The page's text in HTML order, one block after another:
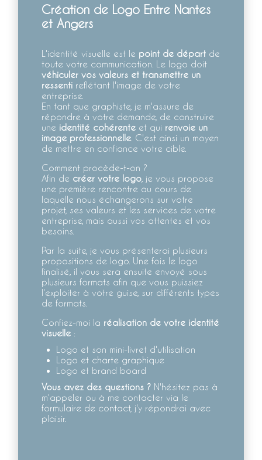
Création de Logo Entre Nantes
et Angers
L'identité visuelle est le point de départ de
toute votre communication. Le logo doit
véhiculer vos valeurs et transmettre un
ressenti reflétant l'image de votre
entreprise.
En tant que graphiste, je m'assure de
répondre à votre demande, de construire
une identité cohérente et qui renvoie un
image professionnelle . C'est ainsi un moyen
de mettre en confiance votre cible.
Comment procède-t-on ?
Afin de créer votre logo , je vous propose
une première rencontre au cours de
laquelle nous échangerons sur votre
projet, ses valeurs et les services de votre
entreprise, mais aussi vos attentes et vos
besoins.
Par la suite, je vous présenterai plusieurs
propositions de logo. Une fois le logo
finalisé, il vous sera ensuite envoyé sous
plusieurs formats afin que vous puissiez
l'exploiter à votre guise, sur différents types
de formats.
Confiez-moi la réalisation de votre identité
visuelle :
Logo et son mini-livret d'utilisation
Logo et charte graphique
Logo et brand board
Vous avez des questions ? N'hésitez pas à
m'appeler ou à me contacter via le
formulaire de contact, j'y répondrai avec
plaisir.